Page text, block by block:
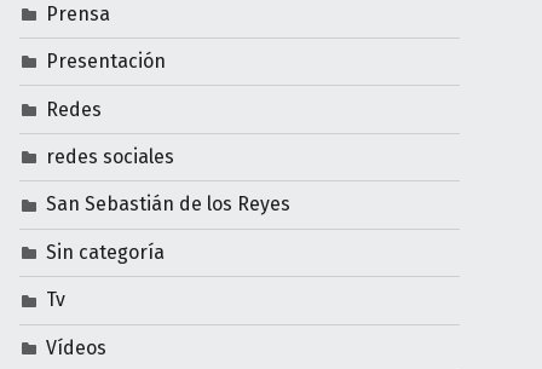
Prensa
Presentación
Redes
redes sociales
San Sebastián de los Reyes
Sin categoría
Tv
Vídeos